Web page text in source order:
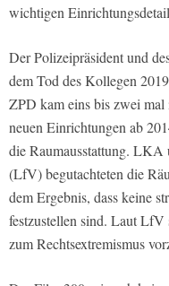
wichtigen
Der Polizeipräsident und
dem Tod des Kollegen
ZPD kam eins bis zwei
neuen Einrichtungen ab
die Raumausstattung. LKA
(LfV) begutachteten die
dem Ergebnis, dass keine
festzustellen sind. Laut
zum Rechtsextremismus